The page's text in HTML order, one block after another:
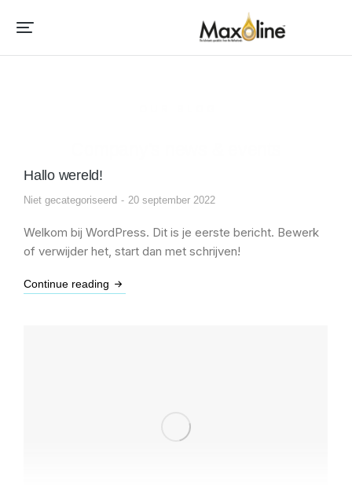
Hallo wereld!
Niet gecategoriseerd 20 september 2022
Welkom bij WordPress. Dit is je eerste bericht. Bewerk
of verwijder het, start dan met schrijven!
Continue reading